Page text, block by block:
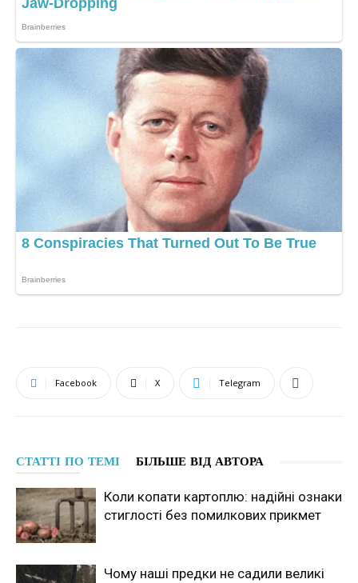
Facebook X Telegram
СТАТТІ ПО ТЕМІ БІЛЬШЕ ВІД АВТОРА
Коли копати картоплю: надійні ознаки
стиглості без помилкових прикмет
Чому наші предки не садили великі